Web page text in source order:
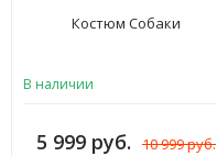
Костюм Собаки
В наличии
5 999 руб. 10 999 руб.